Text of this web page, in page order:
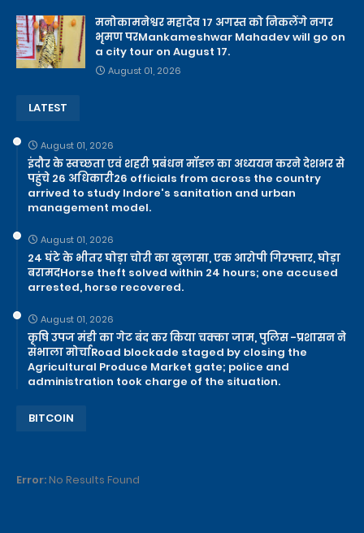
मनोकामनेश्वर महादेव 17 अगस्त को निकलेंगे नगर
भृमण परMankameshwar Mahadev will go on
a city tour on August 17.
August 01, 2026
LATEST
August 01, 2026
इंदौर के स्वच्छता एवं शहरी प्रबंधन मॉडल का अध्ययन करने देशभर से
पहुंचे 26 अधिकारी26 officials from across the country
arrived to study Indore's sanitation and urban
management model.
August 01, 2026
24 घंटे के भीतर घोड़ा चोरी का खुलासा, एक आरोपी गिरफ्तार, घोड़ा
बरामदHorse theft solved within 24 hours; one accused
arrested, horse recovered.
August 01, 2026
कृषि उपज मंडी का गेट बंद कर किया चक्का जाम, पुलिस -प्रशासन ने
संभाला मोर्चाRoad blockade staged by closing the
Agricultural Produce Market gate; police and
administration took charge of the situation.
BITCOIN
Error:No Results Found